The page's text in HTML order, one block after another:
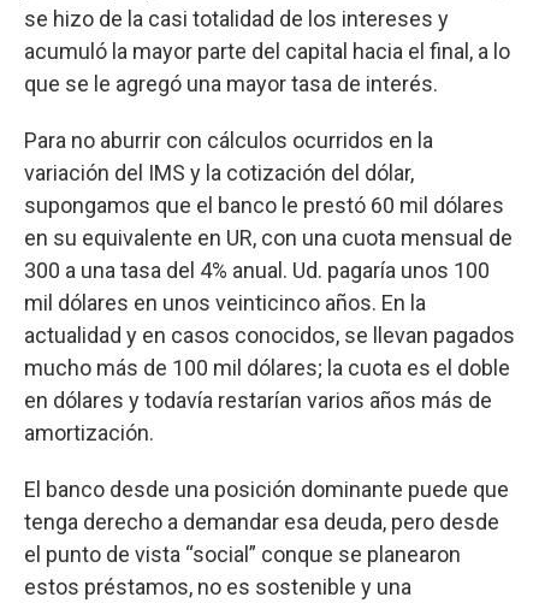
se hizo de la casi totalidad de los intereses y
acumuló la mayor parte del capital hacia el final, a lo
que se le agregó una mayor tasa de interés.
Para no aburrir con cálculos ocurridos en la
variación del IMS y la cotización del dólar,
supongamos que el banco le prestó 60 mil dólares
en su equivalente en UR, con una cuota mensual de
300 a una tasa del 4% anual. Ud. pagaría unos 100
mil dólares en unos veinticinco años. En la
actualidad y en casos conocidos, se llevan pagados
mucho más de 100 mil dólares; la cuota es el doble
en dólares y todavía restarían varios años más de
amortización.
El banco desde una posición dominante puede que
tenga derecho a demandar esa deuda, pero desde
el punto de vista “social” conque se planearon
estos préstamos, no es sostenible y una